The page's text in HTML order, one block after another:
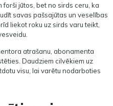
forši jūtos, bet no sirds ceru, ka
savas pašsajūtas un veselības
liekot roku uz sirds varu teikt,
atrašanu, abonamenta
Daudziem cilvēkiem uz
visu, lai varētu nodarboties